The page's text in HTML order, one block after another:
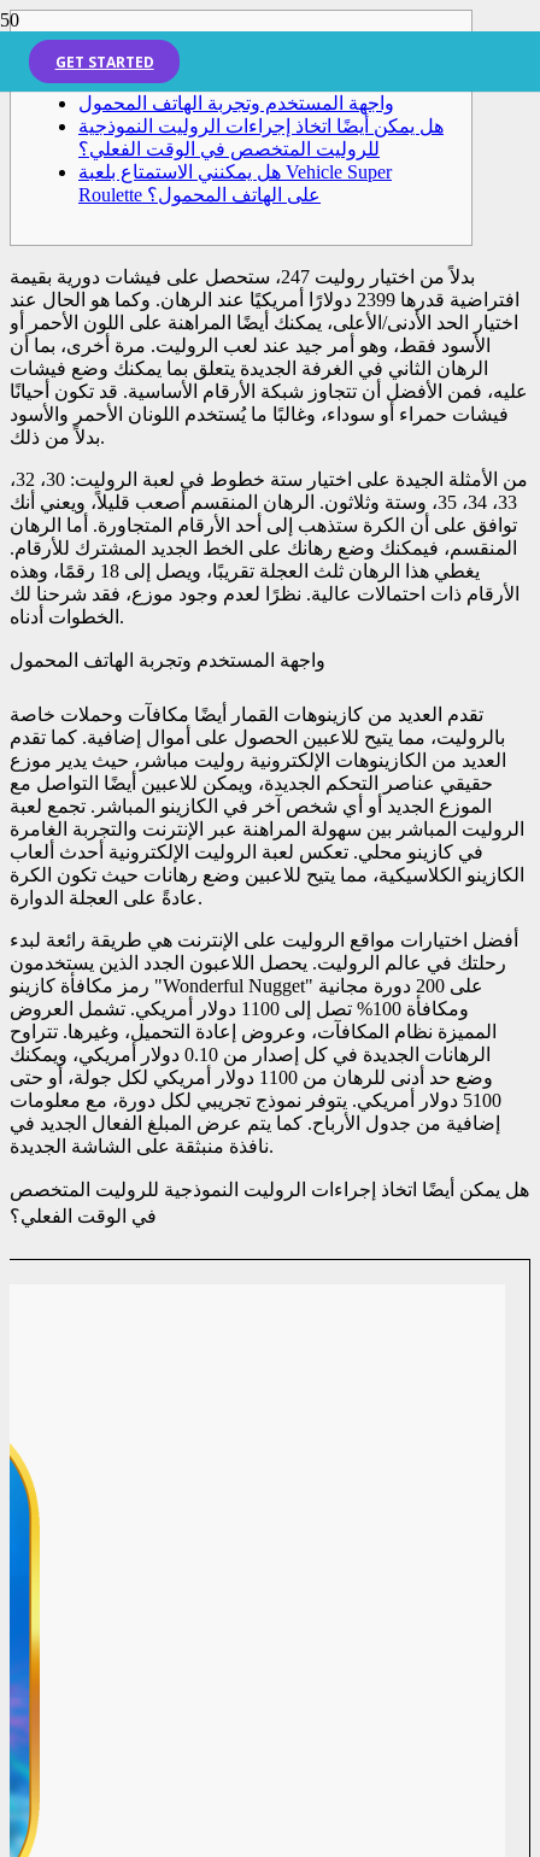
GET STARTED
واجهة المستخدم وتجربة الهاتف المحمول
هل يمكن أيضًا اتخاذ إجراءات الروليت النموذجية
للروليت المتخصص في الوقت الفعلي؟
هل يمكنني الاستمتاع بلعبة Vehicle Super
Roulette على الهاتف المحمول؟
بدلاً من اختيار روليت 247، ستحصل على فيشات دورية بقيمة
افتراضية قدرها 2399 دولارًا أمريكيًا عند الرهان. وكما هو الحال عند
اختيار الحد الأدنى/الأعلى، يمكنك أيضًا المراهنة على اللون الأحمر أو
الأسود فقط، وهو أمر جيد عند لعب الروليت. مرة أخرى، بما أن
الرهان الثاني في الغرفة الجديدة يتعلق بما يمكنك وضع فيشات
عليه، فمن الأفضل أن تتجاوز شبكة الأرقام الأساسية. قد تكون أحيانًا
فيشات حمراء أو سوداء، وغالبًا ما يُستخدم اللونان الأحمر والأسود
بدلاً من ذلك.
من الأمثلة الجيدة على اختيار ستة خطوط في لعبة الروليت: 30، 32،
33، 34، 35، وستة وثلاثون. الرهان المنقسم أصعب قليلاً، ويعني أنك
توافق على أن الكرة ستذهب إلى أحد الأرقام المتجاورة. أما الرهان
المنقسم، فيمكنك وضع رهانك على الخط الجديد المشترك للأرقام.
يغطي هذا الرهان ثلث العجلة تقريبًا، ويصل إلى 18 رقمًا، وهذه
الأرقام ذات احتمالات عالية. نظرًا لعدم وجود موزع، فقد شرحنا لك
الخطوات أدناه.
واجهة المستخدم وتجربة الهاتف المحمول
تقدم العديد من كازينوهات القمار أيضًا مكافآت وحملات خاصة
بالروليت، مما يتيح للاعبين الحصول على أموال إضافية. كما تقدم
العديد من الكازينوهات الإلكترونية روليت مباشر، حيث يدير موزع
حقيقي عناصر التحكم الجديدة، ويمكن للاعبين أيضًا التواصل مع
الموزع الجديد أو أي شخص آخر في الكازينو المباشر. تجمع لعبة
الروليت المباشر بين سهولة المراهنة عبر الإنترنت والتجربة الغامرة
في كازينو محلي. تعكس لعبة الروليت الإلكترونية أحدث ألعاب
الكازينو الكلاسيكية، مما يتيح للاعبين وضع رهانات حيث تكون الكرة
عادةً على العجلة الدوارة.
أفضل اختيارات مواقع الروليت على الإنترنت هي طريقة رائعة لبدء
رحلتك في عالم الروليت. يحصل اللاعبون الجدد الذين يستخدمون
رمز مكافأة كازينو "Wonderful Nugget" على 200 دورة مجانية
ومكافأة 100% تصل إلى 1100 دولار أمريكي. تشمل العروض
المميزة نظام المكافآت، وعروض إعادة التحميل، وغيرها. تتراوح
الرهانات الجديدة في كل إصدار من 0.10 دولار أمريكي، ويمكنك
وضع حد أدنى للرهان من 1100 دولار أمريكي لكل جولة، أو حتى
5100 دولار أمريكي. يتوفر نموذج تجريبي لكل دورة، مع معلومات
إضافية من جدول الأرباح. كما يتم عرض المبلغ الفعال الجديد في
نافذة منبثقة على الشاشة الجديدة.
هل يمكن أيضًا اتخاذ إجراءات الروليت النموذجية للروليت المتخصص
في الوقت الفعلي؟